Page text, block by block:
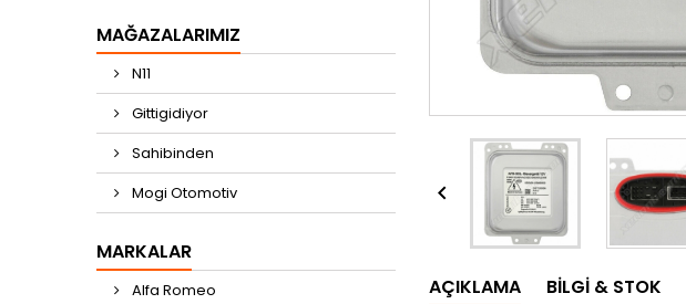
MAĞAZALARIMIZ
N11
Gittigidiyor
Sahibinden
Mogi Otomotiv
MARKALAR
Alfa Romeo

AÇIKLAMA BILGI & STOK